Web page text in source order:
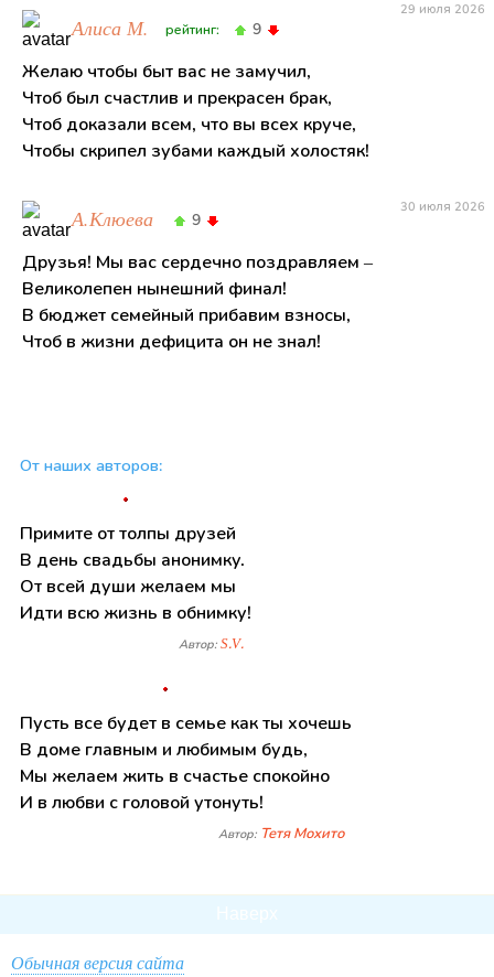
Алиса М. рейтинг: 9
29 июля 2026
Желаю чтобы быт вас не замучил,
Чтоб был счастлив и прекрасен брак,
Чтоб доказали всем, что вы всех круче,
Чтобы скрипел зубами каждый холостяк!
А.Клюева 9
30 июля 2026
Друзья! Мы вас сердечно поздравляем –
Великолепен нынешний финал!
В бюджет семейный прибавим взносы,
Чтоб в жизни дефицита он не знал!
От наших авторов:
Примите от толпы друзей
В день свадьбы анонимку.
От всей души желаем мы
Идти всю жизнь в обнимку!
Автор: S.V.
Пусть все будет в семье как ты хочешь
В доме главным и любимым будь,
Мы желаем жить в счастье спокойно
И в любви с головой утонуть!
Автор: Тетя Мохито
Обычная версия сайта